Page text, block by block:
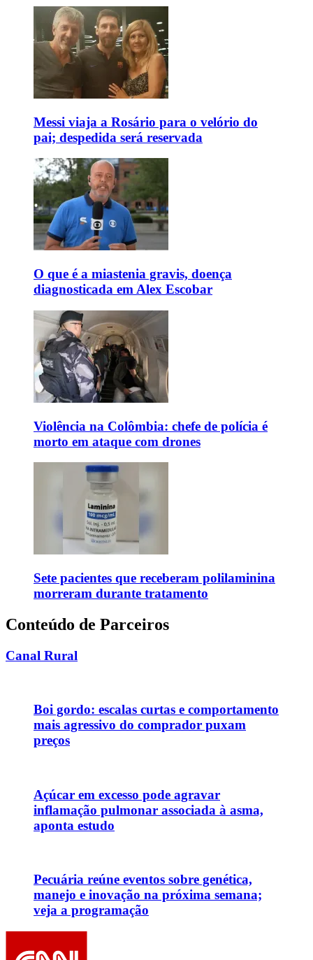
Messi viaja a Rosário para o velório do
pai; despedida será reservada
O que é a miastenia gravis, doença
diagnosticada em Alex Escobar
Violência na Colômbia: chefe de polícia é
morto em ataque com drones
Sete pacientes que receberam polilaminina
morreram durante tratamento
Conteúdo de Parceiros
Canal Rural
Boi gordo: escalas curtas e comportamento
mais agressivo do comprador puxam
preços
Açúcar em excesso pode agravar
inflamação pulmonar associada à asma,
aponta estudo
Pecuária reúne eventos sobre genética,
manejo e inovação na próxima semana;
veja a programação